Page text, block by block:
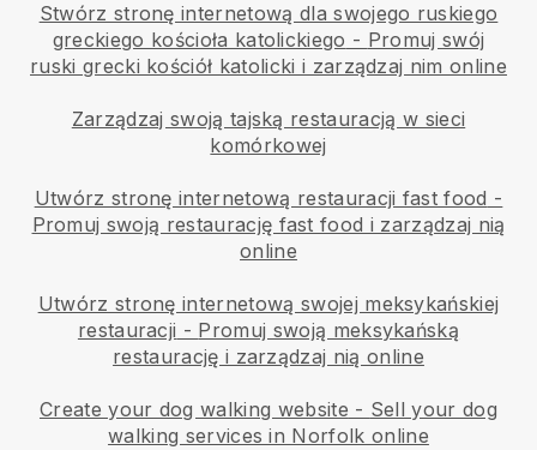
Stwórz stronę internetową dla swojego ruskiego
greckiego kościoła katolickiego - Promuj swój
ruski grecki kościół katolicki i zarządzaj nim online
Zarządzaj swoją tajską restauracją w sieci
komórkowej
Utwórz stronę internetową restauracji fast food -
Promuj swoją restaurację fast food i zarządzaj nią
online
Utwórz stronę internetową swojej meksykańskiej
restauracji - Promuj swoją meksykańską
restaurację i zarządzaj nią online
Create your dog walking website - Sell your dog
walking services in Norfolk online